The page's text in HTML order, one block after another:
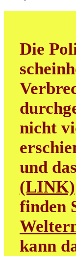
Die
nicht
und das
(LINK)
finden
kann